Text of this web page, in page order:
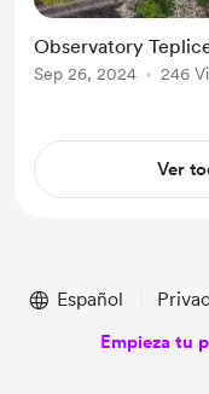
Observatory
Sep 26, 2024 246
Ver
Español
Empieza tu